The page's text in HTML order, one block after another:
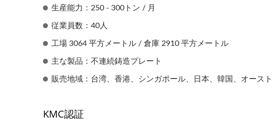
生産能力：250 - 300トン / 月
従業員数：40人
工場 3064 平方メートル / 倉庫 2910 平方メートル
主な製品：不連続鋳造プレート
販売地域：台湾、香港、シンガポール、日本、韓国、オース
KMC認証